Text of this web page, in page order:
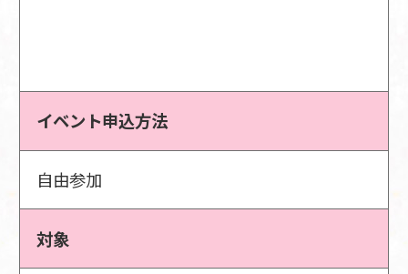
イベント申込方法
自由参加
対象